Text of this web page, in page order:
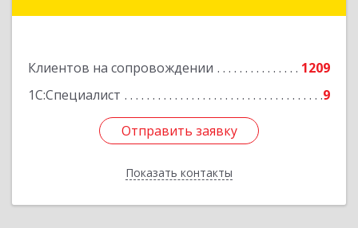
Клиентов на сопровождении
1209
1С:Специалист
9
Отправить заявку
Показать контакты
Отправить заявку
Назад